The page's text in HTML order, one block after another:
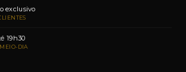
exclusivo
19h30
DIA